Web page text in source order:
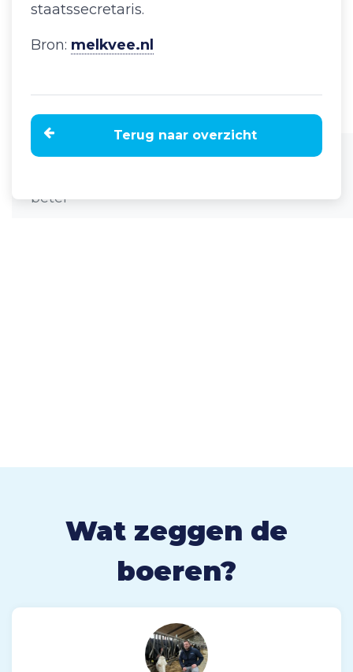
Home
Nieuws
beter
staatssecretaris.
Bron: melkvee.nl
Terug naar overzicht
Wat zeggen de
boeren?